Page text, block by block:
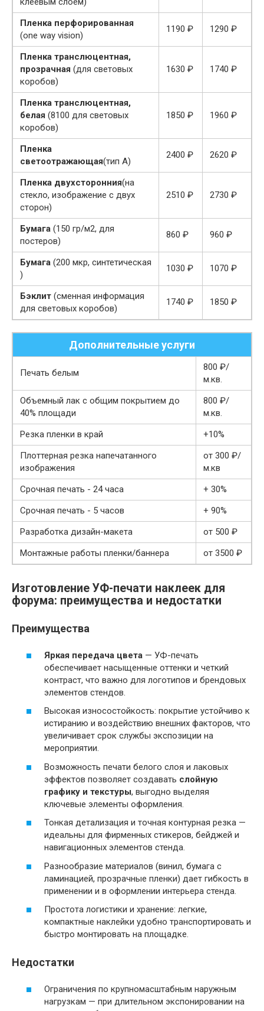
Пленка перфорированная
(one way vision)
1190 ₽ 1290 ₽
Пленка транслюцентная,
прозрачная (для световых
коробов)
1630 ₽ 1740 ₽
Пленка транслюцентная,
белая (8100 для световых
коробов)
1850 ₽ 1960 ₽
Пленка
светоотражающая(тип А)
2400 ₽ 2620 ₽
Пленка двухсторонния(на
стекло, изображение с двух
сторон)
2510 ₽ 2730 ₽
Бумага (150 гр/м2, для
постеров)
860 ₽ 960 ₽
Бумага (200 мкр, синтетическая
)
1030 ₽ 1070 ₽
Бэклит (сменная информация
для световых коробов)
1740 ₽ 1850 ₽
Дополнительные услуги
Печать белым
800 ₽/
м.кв.
Объемный лак с общим покрытием до
40% площади
800 ₽/
м.кв.
Резка пленки в край
+10%
Плоттерная резка напечатанного
изображения
от 300 ₽/
м.кв
Срочная печать - 24 часа
+ 30%
Срочная печать - 5 часов
+ 90%
Разработка дизайн-макета
от 500 ₽
Монтажные работы пленки/баннера
от 3500 ₽
Изготовление УФ-печати наклеек для
форума: преимущества и недостатки
Преимущества
Яркая передача цвета — УФ-печать
обеспечивает насыщенные оттенки и четкий
контраст, что важно для логотипов и брендовых
элементов стендов.
Высокая износостойкость: покрытие устойчиво к
истиранию и воздействию внешних факторов, что
увеличивает срок службы экспозиции на
мероприятии.
Возможность печати белого слоя и лаковых
эффектов позволяет создавать слойную
графику и текстуры, выгодно выделяя
ключевые элементы оформления.
Тонкая детализация и точная контурная резка —
идеальны для фирменных стикеров, бейджей и
навигационных элементов стенда.
Разнообразие материалов (винил, бумага с
ламинацией, прозрачные пленки) дает гибкость в
применении и в оформлении интерьера стенда.
Простота логистики и хранение: легкие,
компактные наклейки удобно транспортировать и
быстро монтировать на площадке.
Недостатки
Ограничения по крупномасштабным наружным
нагрузкам — при длительном экспонировании на